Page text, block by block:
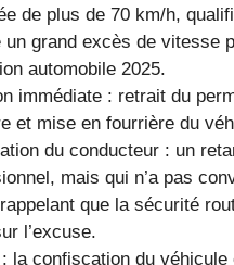
de plus de 70 km/h,
un grand excès de vitesse
automobile 2025.
immédiate : retrait du
et mise en fourrière du
du conducteur : un
mais qui n’a pas
que la sécurité
l’excuse.
: la confiscation du véhicule